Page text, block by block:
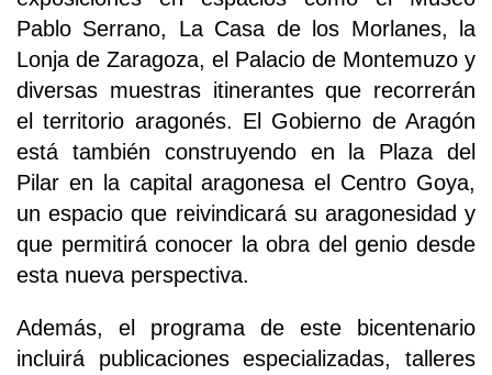
Pablo Serrano, La Casa de los Morlanes, la
Lonja de Zaragoza, el Palacio de Montemuzo y
diversas muestras itinerantes que recorrerán
el territorio aragonés. El Gobierno de Aragón
está también construyendo en la Plaza del
Pilar en la capital aragonesa el Centro Goya,
un espacio que reivindicará su aragonesidad y
que permitirá conocer la obra del genio desde
esta nueva perspectiva.
Además, el programa de este bicentenario
incluirá publicaciones especializadas, talleres